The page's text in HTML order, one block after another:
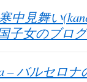
中見舞い
子女のブログ
– バルセロ